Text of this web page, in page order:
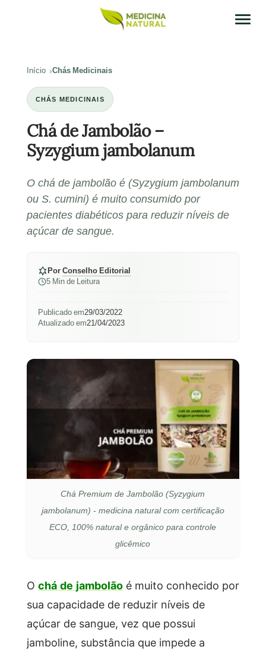
Início Chás Medicinais
CHÁS MEDICINAIS
Chá de Jambolão –
Syzygium jambolanum
O chá de jambolão é (Syzygium jambolanum
ou S. cumini) é muito consumido por
pacientes diabéticos para reduzir níveis de
açúcar de sangue.
PorConselho Editorial
5 Min de Leitura
Publicado em29/03/2022
Atualizado em21/04/2023
Chá Premium de Jambolão (Syzygium
jambolanum) - medicina natural com certificação
ECO, 100% natural e orgânico para controle
glicêmico
O chá de jambolãoé muito conhecido por
sua capacidade de reduzir níveis de
açúcar de sangue, vez que possui
jamboline, substância que impede a